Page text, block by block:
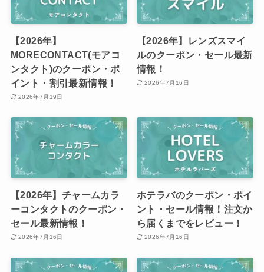
【2026年】
MORECONTACT(モアコ
ンタクト)のクーポン・ポ
イント・割引最新情報！
2026年7月19日
【2026年】レンズスマイ
ルのクーポン・セール最新
情報！
2026年7月16日
【2026年】チャームカラ
ーコンタクトのクーポン・
セール最新情報！
2026年7月16日
ホテラバのクーポン・ポイ
ント・セール情報！注文か
ら届くまでをレビュー！
2026年7月16日